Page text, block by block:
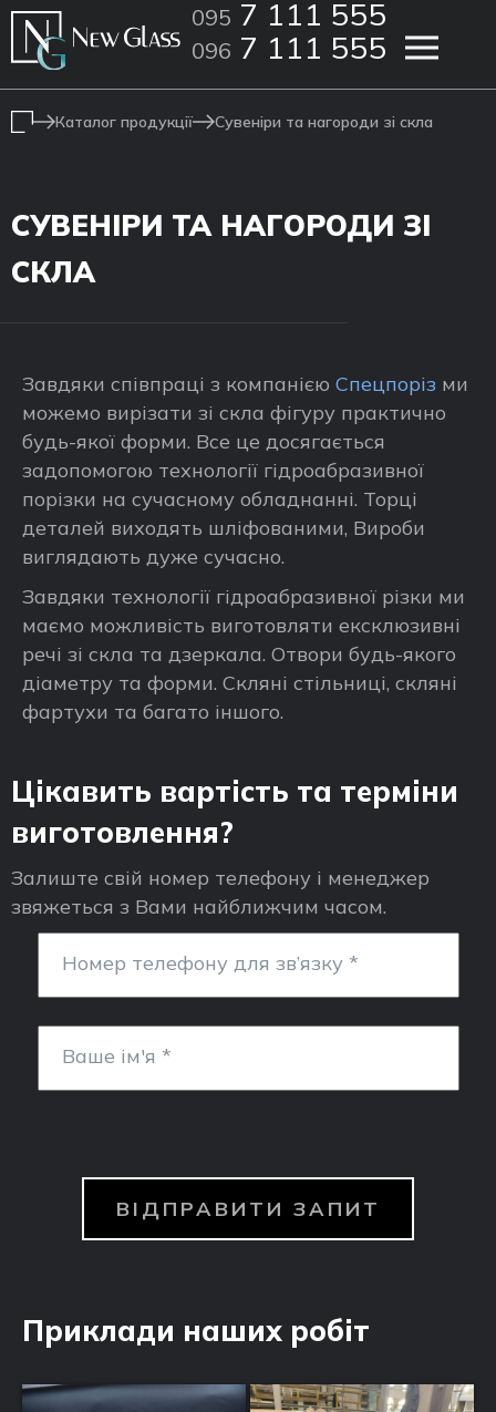
095 7 111 555
096 7 111 555
Каталог продукції Сувеніри та нагороди зі скла
СУВЕНІРИ ТА НАГОРОДИ ЗІ
СКЛА
Завдяки співпраці з компанією Спецпоріз ми
можемо вирізати зі скла фігуру практично
будь-якої форми. Все це досягається
задопомогою технології гідроабразивної
порізки на сучасному обладнанні. Торці
деталей виходять шліфованими, Вироби
виглядають дуже сучасно.
Завдяки технології гідроабразивної різки ми
маємо можливість виготовляти ексклюзивні
речі зі скла та дзеркала. Отвори будь-якого
діаметру та форми. Скляні стільниці, скляні
фартухи та багато іншого.
Цікавить вартість та терміни
виготовлення?
Залиште свій номер телефону і менеджер
звяжеться з Вами найближчим часом.
ВІДПРАВИТИ ЗАПИТ
Приклади наших робіт